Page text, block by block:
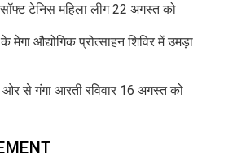
टेनिस महिला लीग 22 अगस्त को
मेगा औद्योगिक प्रोत्साहन शिविर में उमड़ा
से गंगा आरती रविवार 16 अगस्त को